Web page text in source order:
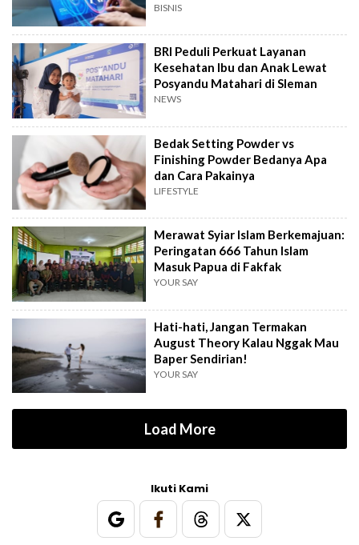
BISNIS
BRI Peduli Perkuat Layanan
Kesehatan Ibu dan Anak Lewat
Posyandu Matahari di Sleman
NEWS
Bedak Setting Powder vs
Finishing Powder Bedanya Apa
dan Cara Pakainya
LIFESTYLE
Merawat Syiar Islam Berkemajuan:
Peringatan 666 Tahun Islam
Masuk Papua di Fakfak
YOUR SAY
Hati-hati, Jangan Termakan
August Theory Kalau Nggak Mau
Baper Sendirian!
YOUR SAY
Load More
Ikuti Kami